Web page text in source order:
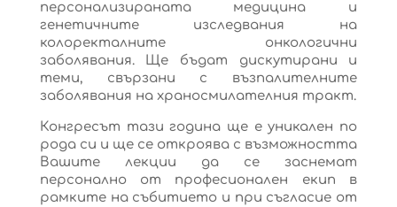
персонализираната медицина и
генетичните изследвания на
колоректалните онкологични
заболявания. Ще бъдат дискутирани и
теми, свързани с възпалителните
заболявания на храносмилателния тракт.
Конгресът тази година ще е уникален по
рода си и ще се откроява с възможността
Вашите лекции да се заснемат
персонално от професионален екип в
рамките на събитието и при съгласие от